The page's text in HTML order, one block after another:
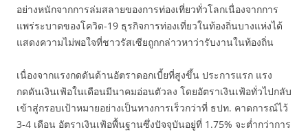
อย่างหนักจากการล่มสลายของการท่องเที่ยวทั่วโลกเนื่องจากการ
แพร่ระบาดของโควิด-19 ธุรกิจการท่องเที่ยวในท้องถิ่นบางแห่งได้
แสดงความไม่พอใจที่ชาวรัสเซียถูกกล่าวหาว่ารับงานในท้องถิ่น
เนื่องจากแรงกดดันด้านอัตราดอกเบี้ยที่สูงขึ้น ประการแรก แรง
กดดันเงินเฟ้อในเดือนมีนาคมอ่อนตัวลง โดยอัตราเงินเฟ้อทั่วไปกลับ
เข้าสู่กรอบเป้าหมายอย่างเป็นทางการเร็วกว่าที่ ธปท. คาดการณ์ไว้
3-4 เดือน อัตราเงินเฟ้อพื้นฐานซึ่งปัจจุบันอยู่ที่ 1.75% จะต่ำกว่าการ